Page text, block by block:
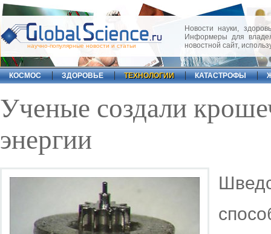
научно-популярные новости и статьи
Новости науки,
Информеры для
новостной сайт,
КОСМОС ЗДОРОВЬЕ ТЕХНОЛОГИИ КАТАСТРОФЫ
Ученые создали
энергии